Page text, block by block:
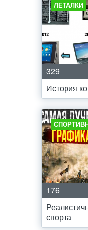
ЛЕТАЛКИ
329
История
176
спорта